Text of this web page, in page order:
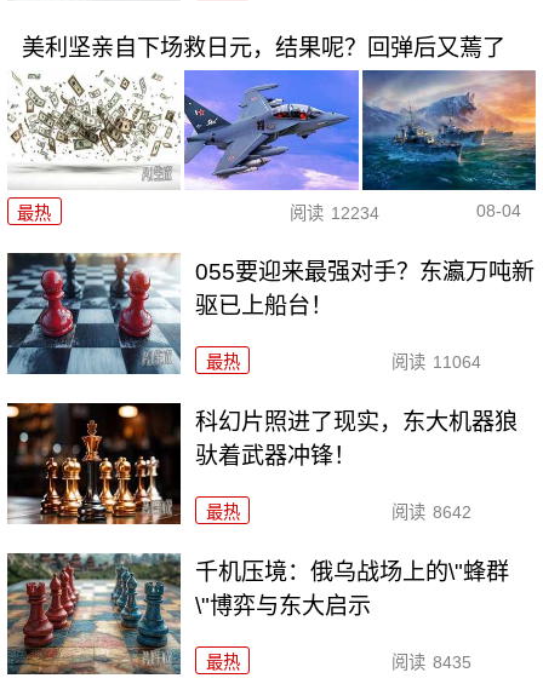
美利坚亲自下场救日元，结果呢？回弹后又蔫了
最热 阅读 12234 08-04
055要迎来最强对手？东瀛万吨新
驱已上船台！
最热 阅读 11064
科幻片照进了现实，东大机器狼
驮着武器冲锋！
最热 阅读 8642
千机压境：俄乌战场上的\"蜂群
\"博弈与东大启示
最热 阅读 8435